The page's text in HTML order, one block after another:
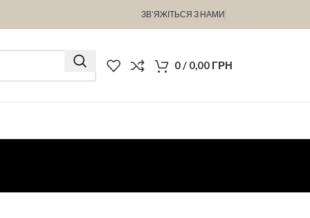
ЗВ’ЯЖІТЬСЯ З НАМИ
0/ 0,00 ГРН